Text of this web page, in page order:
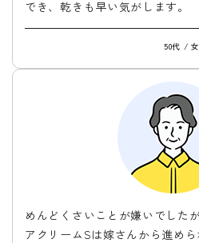
でき、乾きも早い気がします。
50代 /
めんどくさいことが嫌いでした
アクリームSは嫁さんから進め